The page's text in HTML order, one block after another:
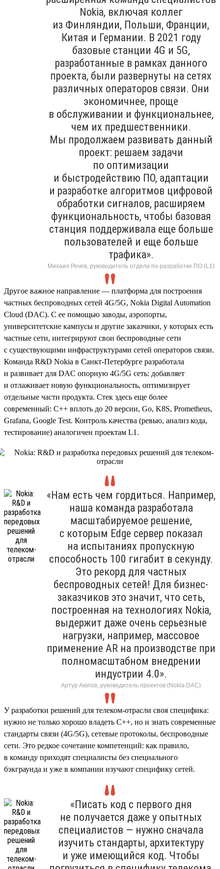
Nokia, включая коллег
из Финляндии, Польши, Франции,
Китая и Германии. В 2021 году
базовые станции 4G и 5G,
разработанные в рамках данного
проекта, были развернуты на сетях
различных операторов связи. Они
экономичнее, проще
в обслуживании и функциональнее,
чем их предшественники.
Мы продолжаем развивать данный
проект: решаем задачи
по оптимизации
и быстродействию ПО, адаптации
и разработке алгоритмов цифровой
обработки сигналов, расширяем
функциональность, чтобы базовая
станция поддерживала еще больше
пользователей и еще больше
трафика».
Михаил Рочев, руководитель отдела по разработке ПО (L1)
Другое важное направление — платформа для построения
частных беспроводных сетей 4G/5G, Nokia Digital Automation
Cloud (DAC). С ее помощью заводы, аэропорты,
университетские кампусы и другие заказчики, у которых есть
частные сети, интегрируют свои беспроводные сети
с существующими инфраструктурами сетей операторов связи.
Команда R&D Nokia в Санкт-Петербурге разработала
и развивает для DAC опорную 4G/5G сеть: добавляет
и отлаживает новую функциональность, оптимизирует
отдельные части продукта. Стек здесь еще более
современный: С++ вплоть до 20 версии, Go, K8S, Prometheus,
Grafana, Google Test. Контроль качества (ревью, анализ кода,
тестирование) аналогичен проектам L1.
«Нам есть чем гордиться. Например,
наша команда разработала
масштабируемое решение,
с которым Edge сервер показал
на испытаниях пропускную
способность 100 гигабит в секунду.
Это рекорд для частных
беспроводных сетей! Для бизнес-
заказчиков это значит, что сеть,
построенная на технологиях Nokia,
выдержит даже очень серьезные
нагрузки, например, массовое
применение AR на производстве при
полномасштабном внедрении
индустрии 4.0».
Артур Аюпов, руководитель проектов (Nokia DAC)
У разработки решений для телеком-отрасли своя специфика:
нужно не только хорошо владеть C++, но и знать современные
стандарты связи (4G/5G), сетевые протоколы, беспроводные
сети. Это редкое сочетание компетенций: как правило,
в команду приходят специалисты без специального
бэкграунда и уже в компании изучают специфику сетей.
«Писать код с первого дня
не получается даже у опытных
специалистов — нужно сначала
изучить стандарты, архитектуру
и уже имеющийся код. Чтобы